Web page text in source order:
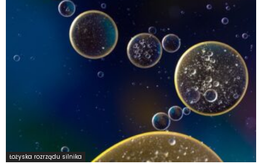
Łożyska rozrządu silnika